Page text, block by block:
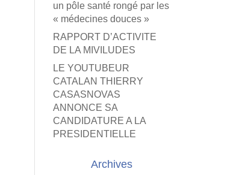
un pôle santé rongé par les
« médecines douces »
RAPPORT D’ACTIVITE
DE LA MIVILUDES
LE YOUTUBEUR
CATALAN THIERRY
CASASNOVAS
ANNONCE SA
CANDIDATURE A LA
PRESIDENTIELLE
Archives